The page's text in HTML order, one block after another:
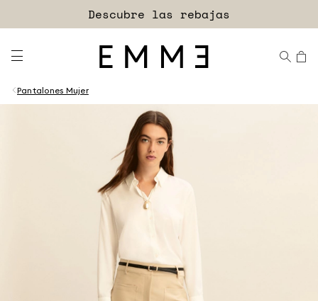
Descubre las rebajas
Pantalones Mujer